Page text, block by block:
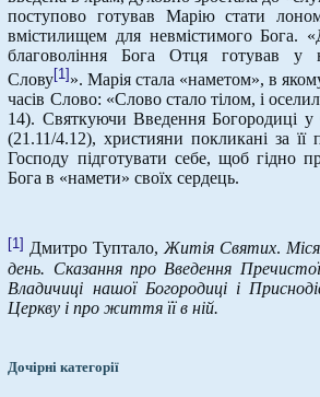
поступово готував Марію стати
вмістилищем для невмістимого Бога.
благовоління Бога Отця готував у
Слову[1] ». Марія стала «наметом», в
часів Слово: «Слово стало тілом, і
14). Святкуючи Введення Богородиці
(21.11/4.12), християни покликані за її
Господу підготувати себе, щоб гідно
Бога в «намети» своїх сердець.
[1] Дмитро Туптало,Житія Святих.
день. Сказання про Введення
Владичиці нашої Богородиці і
Церкву і про життя її в ній.
Дочірні категорії